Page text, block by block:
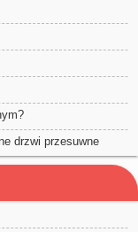
drzwi przesuwne